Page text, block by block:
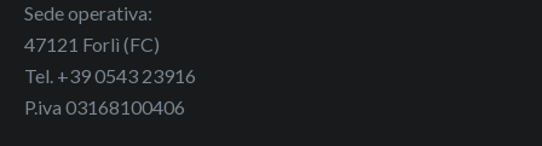
Sede operativa:
47121 Forlì (FC)
Tel. +39 0543 23916
P.iva 03168100406